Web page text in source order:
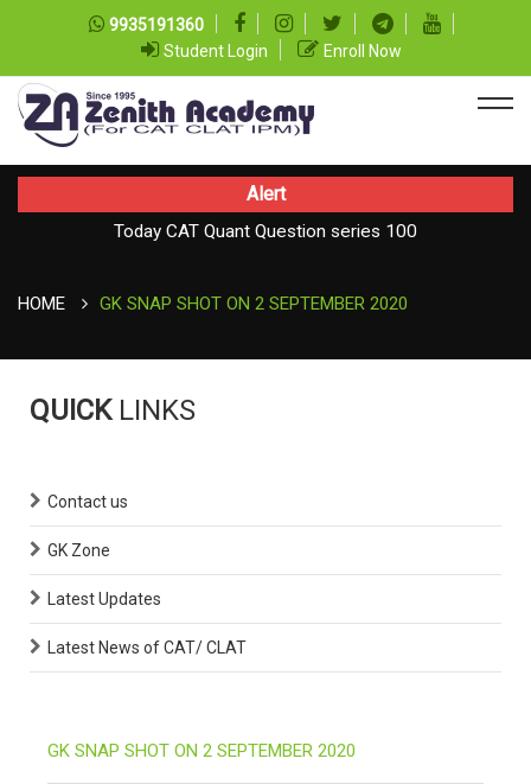
9935191360
Student Login
Enroll Now
Alert
Today CAT Quant Question series 100
HOME
GK SNAP SHOT ON 2 SEPTEMBER 2020
QUICK LINKS
Contact us
GK Zone
Latest Updates
Latest News of CAT/ CLAT
GK SNAP SHOT ON 2 SEPTEMBER 2020